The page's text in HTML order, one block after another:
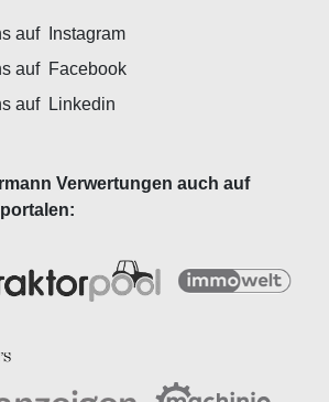
auf
Instagram
auf Facebook
auf
Linkedin
Verwertungen auch auf